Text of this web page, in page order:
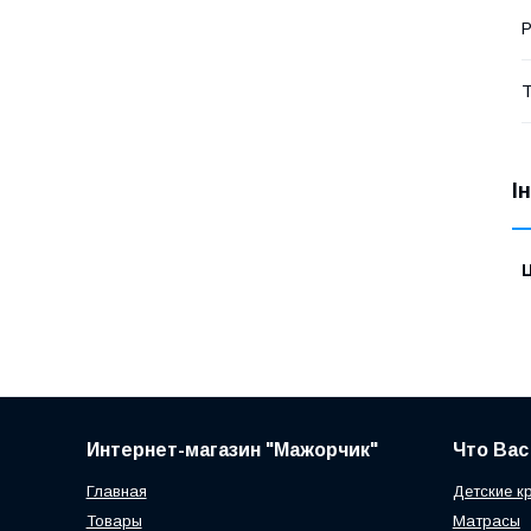
Интернет-магазин "Мажорчик"
Главная
Товары
Что
Детские
Матрасы